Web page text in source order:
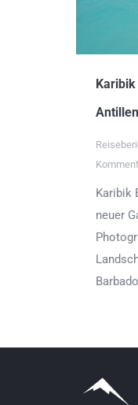
Karibik
neuer